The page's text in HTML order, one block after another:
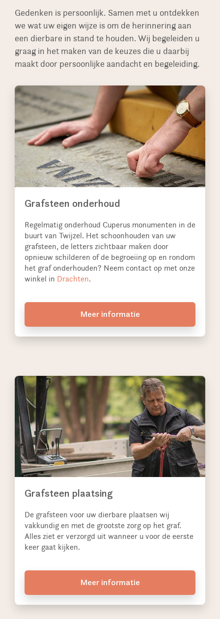
Gedenken is persoonlijk. Samen met u ontdekken
we wat uw eigen wijze is om de herinnering aan
een dierbare in stand te houden. Wij begeleiden u
graag in het maken van de keuzes die u daarbij
maakt door persoonlijke aandacht en begeleiding.
Grafsteen onderhoud
Regelmatig onderhoud Cuperus monumenten in de
buurt van Twijzel. Het schoonhouden van uw
grafsteen, de letters zichtbaar maken door
opnieuw schilderen of de begroeiing op en rondom
het graf onderhouden? Neem contact op met onze
winkel in Drachten.
Meer informatie
Grafsteen plaatsing
De grafsteen voor uw dierbare plaatsen wij
vakkundig en met de grootste zorg op het graf.
Alles ziet er verzorgd uit wanneer u voor de eerste
keer gaat kijken.
Meer informatie